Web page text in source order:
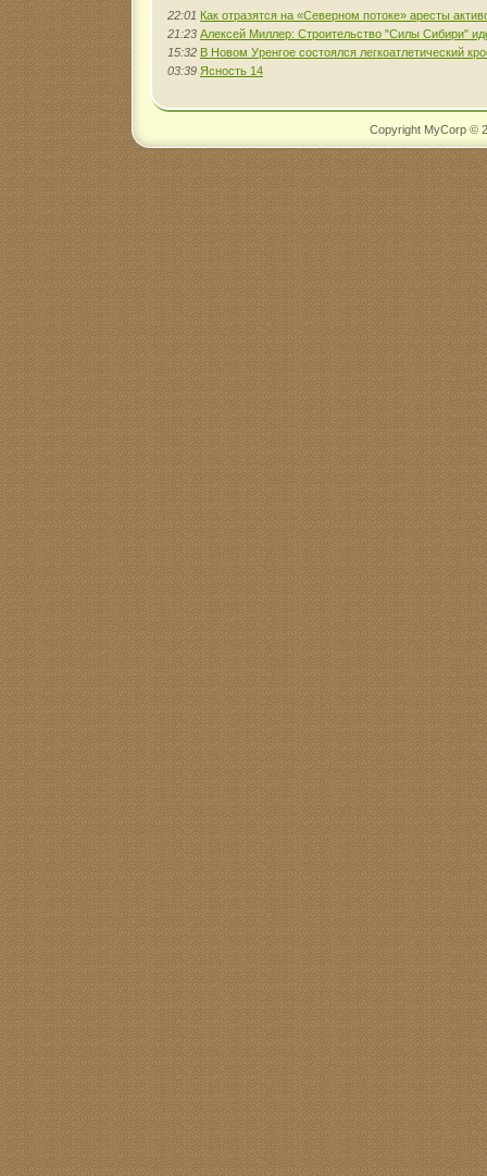
22:01 Как отразятся на «Северном потоке» аресты
21:23 Алексей Миллер: Строительство "Силы Сибири"
15:32 В Новом Уренгое состоялся легкоатлетический
03:39 Ясность 14
Copyright MyCorp ©